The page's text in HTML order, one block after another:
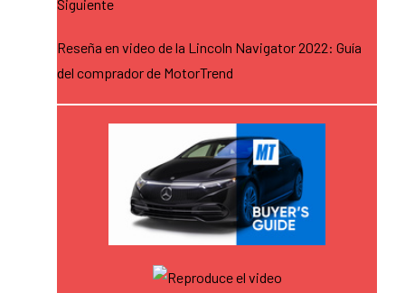
Siguiente
Reseña en video de la Lincoln Navigator 2022: Guía
del comprador de MotorTrend